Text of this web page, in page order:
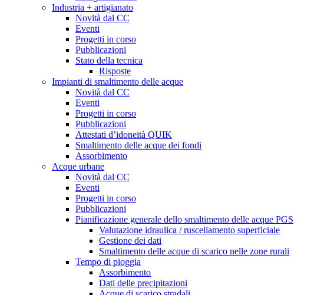
Industria + artigianato
Novità dal CC
Eventi
Progetti in corso
Pubblicazioni
Stato della tecnica
Risposte
Impianti di smaltimento delle acque
Novità dal CC
Eventi
Progetti in corso
Pubblicazioni
Attestati d’idoneità QUIK
Smaltimento delle acque dei fondi
Assorbimento
Acque urbane
Novità dal CC
Eventi
Progetti in corso
Pubblicazioni
Pianificazione generale dello smaltimento delle acque PGS
Valutazione idraulica / ruscellamento superficiale
Gestione dei dati
Smaltimento delle acque di scarico nelle zone rurali
Tempo di pioggia
Assorbimento
Dati delle precipitazioni